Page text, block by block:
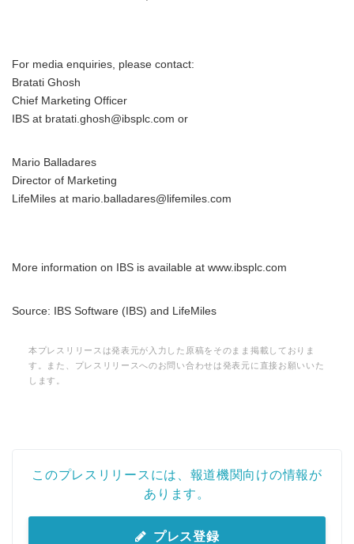
For media enquiries, please contact:
Bratati Ghosh
Chief Marketing Officer
IBS at bratati.ghosh@ibsplc.com or
Mario Balladares
Director of Marketing
LifeMiles at mario.balladares@lifemiles.com
More information on IBS is available at www.ibsplc.com
Source: IBS Software (IBS) and LifeMiles
本プレスリリースは発表元が入力した原稿をそのまま掲載しておりま
す。また、プレスリリースへのお問い合わせは発表元に直接お願いいた
します。
このプレスリリースには、報道機関向けの情報が
あります。
プレス登録